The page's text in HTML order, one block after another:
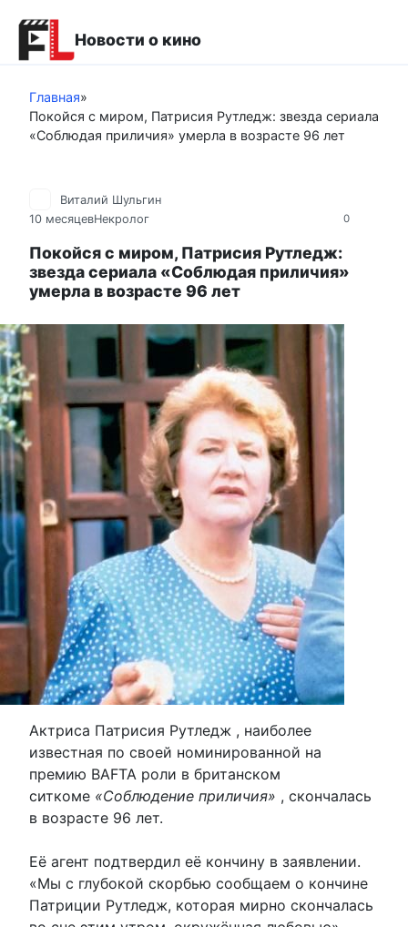
контенту
Новости о кино
Главная»
Покойся с миром, Патрисия Рутледж: звезда сериала
«Соблюдая приличия» умерла в возрасте 96 лет
0
Виталий Шульгин
10 месяцевНекролог
Покойся с миром, Патрисия Рутледж:
звезда сериала «Соблюдая приличия»
умерла в возрасте 96 лет
Актриса Патрисия Рутледж , наиболее
известная по своей номинированной на
премию BAFTA роли в британском
ситкоме «Соблюдение приличия» , скончалась
в возрасте 96 лет.
Её агент подтвердил её кончину в заявлении.
«Мы с глубокой скорбью сообщаем о кончине
Патриции Рутледж, которая мирно скончалась